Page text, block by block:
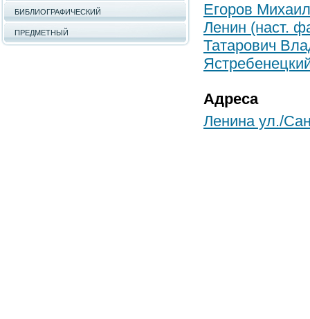
БИБЛИОГРАФИЧЕСКИЙ
ПРЕДМЕТНЫЙ
Егоров
Ленин (наст.
Татарович
Адреса
Ленина ул./